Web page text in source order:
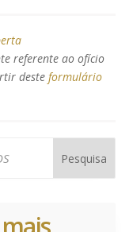
referente ao ofício
deste formulário